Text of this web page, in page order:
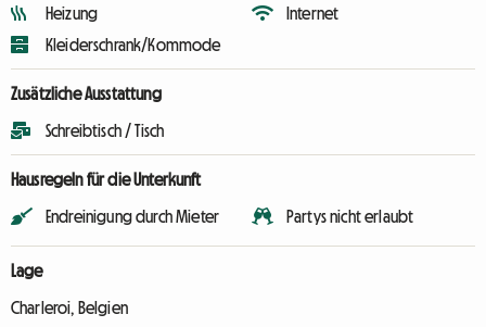
Heizung
Kleiderschrank/Kommode
Internet
Zusätzliche Ausstattung
Schreibtisch / Tisch
Hausregeln für die Unterkunft
Endreinigung durch Mieter Partys nicht erlaubt
Lage
Charleroi, Belgien